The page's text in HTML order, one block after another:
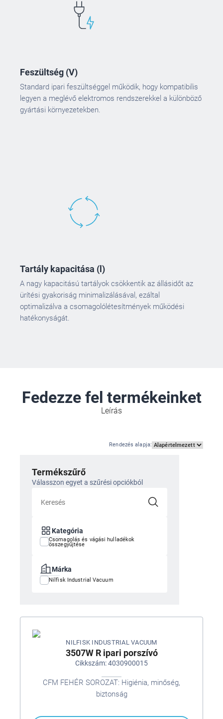
Feszültség (V)
Standard ipari feszültséggel működik, hogy kompatibilis
legyen a meglévő elektromos rendszerekkel a különböző
gyártási környezetekben.
Tartály kapacitása (l)
A nagy kapacitású tartályok csökkentik az állásidőt az
ürítési gyakoriság minimalizálásával, ezáltal
optimalizálva a csomagolólétesítmények működési
hatékonyságát.
Fedezze fel termékeinket
Leírás
Rendezés alapja:
Termékszűrő
Válasszon egyet a szűrési opciókból
Kategória
Csomagolás és vágási hulladékok
összegyűjtése
Márka
Nilfisk Industrial Vacuum
NILFISK INDUSTRIAL VACUUM
3507W R ipari porszívó
Cikkszám: 4030900015
CFM FEHÉR SOROZAT: Higiénia, minőség,
biztonság